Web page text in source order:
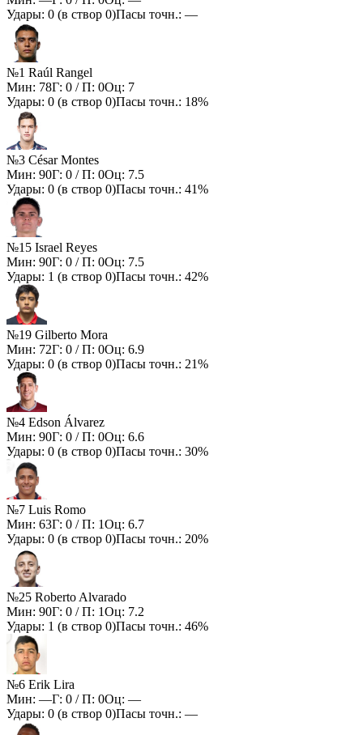
Удары: 0 (в створ 0)Пасы точн.: —
№1 Raúl Rangel
Мин: 78Г: 0 / П: 0Оц: 7
Удары: 0 (в створ 0)Пасы точн.: 18%
№3 César Montes
Мин: 90Г: 0 / П: 0Оц: 7.5
Удары: 0 (в створ 0)Пасы точн.: 41%
№15 Israel Reyes
Мин: 90Г: 0 / П: 0Оц: 7.5
Удары: 1 (в створ 0)Пасы точн.: 42%
№19 Gilberto Mora
Мин: 72Г: 0 / П: 0Оц: 6.9
Удары: 0 (в створ 0)Пасы точн.: 21%
№4 Edson Álvarez
Мин: 90Г: 0 / П: 0Оц: 6.6
Удары: 0 (в створ 0)Пасы точн.: 30%
№7 Luis Romo
Мин: 63Г: 0 / П: 1Оц: 6.7
Удары: 0 (в створ 0)Пасы точн.: 20%
№25 Roberto Alvarado
Мин: 90Г: 0 / П: 1Оц: 7.2
Удары: 1 (в створ 0)Пасы точн.: 46%
№6 Erik Lira
Мин: —Г: 0 / П: 0Оц: —
Удары: 0 (в створ 0)Пасы точн.: —